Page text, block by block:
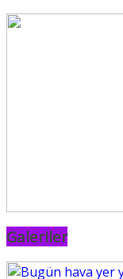
Galeriler